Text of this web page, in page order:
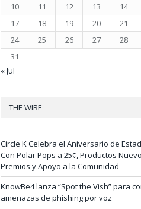
10
11 12 13 14
17
18 19 20 21
24
25 26 27 28
31
« Jul
THE WIRE
Circle K Celebra el Aniversario de
Con Polar Pops a 25¢, Productos
Premios y Apoyo a la Comunidad
KnowBe4 lanza “Spot the Vish” para
amenazas de phishing por voz